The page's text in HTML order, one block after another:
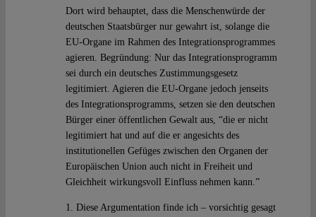
Dort wird behauptet, dass die Menschenwürde der
deutschen Staatsbürger nur gewahrt ist, solange die
EU-Organe im Rahmen des Integrationsprogrammes
agieren. Begründung: Nur das Integrationsprogramm
sei durch ein deutsches Zustimmungsgesetz
legitimiert. Agieren die EU-Organe jedoch jenseits
des Integrationsprogramms, setzen sie den deutschen
Bürger einer öffentlichen Gewalt aus, “die er nicht
legitimiert hat und auf die er angesichts des
institutionellen Gefüges zwischen den Organen der
Europäischen Union auch nicht in Freiheit und
Gleichheit wirkungsvoll Einfluss nehmen kann.”
1. Diese Argumentation finde ich – vorsichtig gesagt